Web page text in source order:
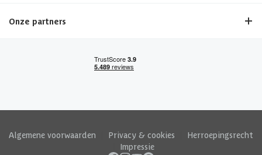
Onze partners
Algemene voorwaarden Privacy & cookies
Herroepingsrecht
Impressie